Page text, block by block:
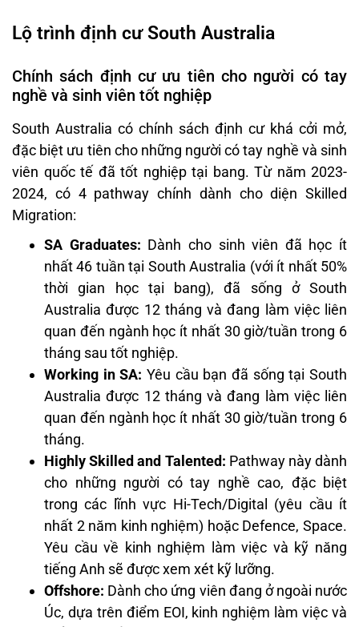
Lộ trình định cư South Australia
Chính sách định cư ưu tiên cho người có tay
nghề và sinh viên tốt nghiệp
South Australia có chính sách định cư khá cởi mở,
đặc biệt ưu tiên cho những người có tay nghề và sinh
viên quốc tế đã tốt nghiệp tại bang. Từ năm 2023-
2024, có 4 pathway chính dành cho diện Skilled
Migration:
SA Graduates: Dành cho sinh viên đã học ít
nhất 46 tuần tại South Australia (với ít nhất 50%
thời gian học tại bang), đã sống ở South
Australia được 12 tháng và đang làm việc liên
quan đến ngành học ít nhất 30 giờ/tuần trong 6
tháng sau tốt nghiệp.
Working in SA: Yêu cầu bạn đã sống tại South
Australia được 12 tháng và đang làm việc liên
quan đến ngành học ít nhất 30 giờ/tuần trong 6
tháng.
Highly Skilled and Talented: Pathway này dành
cho những người có tay nghề cao, đặc biệt
trong các lĩnh vực Hi-Tech/Digital (yêu cầu ít
nhất 2 năm kinh nghiệm) hoặc Defence, Space.
Yêu cầu về kinh nghiệm làm việc và kỹ năng
tiếng Anh sẽ được xem xét kỹ lưỡng.
Offshore: Dành cho ứng viên đang ở ngoài nước
Úc, dựa trên điểm EOI, kinh nghiệm làm việc và